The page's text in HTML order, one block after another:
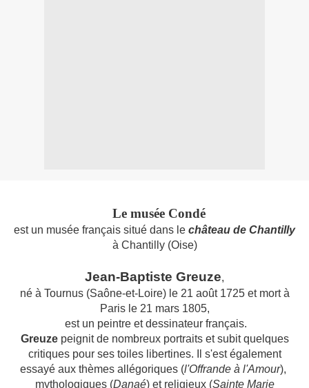
Le musée Condé
est un musée français situé dans le château de Chantilly
à Chantilly (Oise)
Jean-Baptiste Greuze,
né à Tournus (Saône-et-Loire) le 21 août 1725 et mort à
Paris le 21 mars 1805,
est un peintre et dessinateur français.
Greuzepeignit de nombreux portraits et subit quelques
critiques pour ses toiles libertines. Il s'est également
essayé aux thèmes allégoriques (l'Offrande à l'Amour),
mythologiques (Danaé) et religieux (Sainte Marie